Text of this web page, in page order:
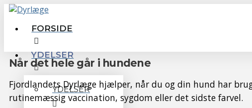
FORSIDE
YDELSER
YDELSER
Når det hele går i hundene
Fjordlandets Dyrlæge hjælper, når du og din hund har
rutinemæssig vaccination, sygdom eller det sidste farvel.